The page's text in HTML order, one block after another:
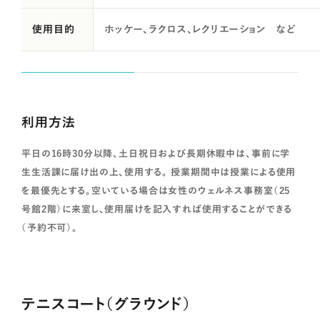
使用目的 ホッケー、ラクロス、レクリエーション など
利用方法
平日の16時30分以降、土日祝日および長期休暇中は、事前に学
生生活課に届け出の上、使用する。 授業期間中は授業による使用
を最優先とする。空いている場合は女性のウェルネス事務室（25
号館2階）に来室し、使用届けを記入すれば使用することができる
（予約不可）。
テニスコート（グラウンド）